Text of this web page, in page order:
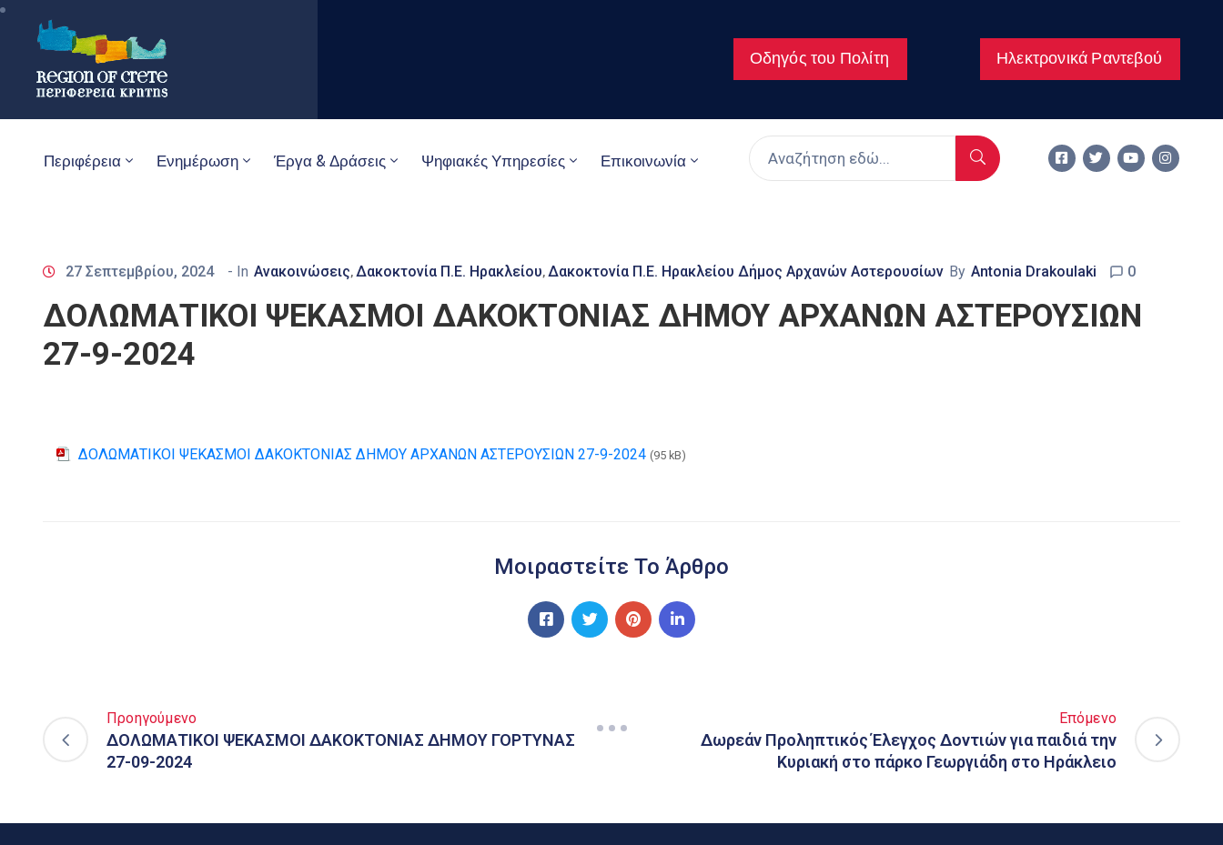
Οδηγός του Πολίτη Ηλεκτρονικά Ραντεβού
Περιφέρεια Ενημέρωση Έργα & Δράσεις Ψηφιακές Υπηρεσίες Επικοινωνία
27 Σεπτεμβρίου, 2024 - In Ανακοινώσεις‚ Δακοκτονία Π.Ε. Ηρακλείου‚ Δακοκτονία Π.Ε. Ηρακλείου Δήμος Αρχανών Αστερουσίων By Antonia Drakoulaki 0
ΔΟΛΩΜΑΤΙΚΟΙ ΨΕΚΑΣΜΟΙ ΔΑΚΟΚΤΟΝΙΑΣ ΔΗΜΟΥ ΑΡΧΑΝΩΝ ΑΣΤΕΡΟΥΣΙΩΝ
27-9-2024
ΔΟΛΩΜΑΤΙΚΟΙ ΨΕΚΑΣΜΟΙ ΔΑΚΟΚΤΟΝΙΑΣ ΔΗΜΟΥ ΑΡΧΑΝΩΝ ΑΣΤΕΡΟΥΣΙΩΝ 27-9-2024 (95 kB)
Μοιραστείτε Το Άρθρο
Προηγούμενο
ΔΟΛΩΜΑΤΙΚΟΙ ΨΕΚΑΣΜΟΙ ΔΑΚΟΚΤΟΝΙΑΣ ΔΗΜΟΥ ΓΟΡΤΥΝΑΣ
27-09-2024
Επόμενο
Δωρεάν Προληπτικός Έλεγχος Δοντιών για παιδιά την
Κυριακή στο πάρκο Γεωργιάδη στο Ηράκλειο